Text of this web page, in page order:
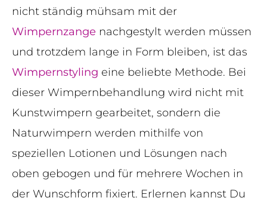
nicht ständig mühsam mit der
Wimpernzange nachgestylt werden müssen
und trotzdem lange in Form bleiben, ist das
Wimpernstyling eine beliebte Methode. Bei
dieser Wimpernbehandlung wird nicht mit
Kunstwimpern gearbeitet, sondern die
Naturwimpern werden mithilfe von
speziellen Lotionen und Lösungen nach
oben gebogen und für mehrere Wochen in
der Wunschform fixiert. Erlernen kannst Du